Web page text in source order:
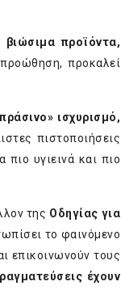
βιώσιμα προϊόντα,
προκαλεί
ισχυρισμό,
πιστοποιήσεις
υγιεινά και πιο
της Οδηγίας για
το φαινόμενο
επικοινωνούν τους
έχουν